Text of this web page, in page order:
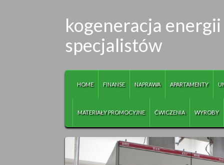
kogeneracja
specjalistów
HOME FINANSE NAPRAWA APARTAMENTY
MATERIAŁY PROMOCYJNE ĆWICZENIA WYROBY